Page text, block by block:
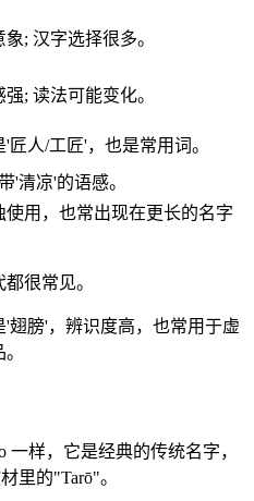
象; 汉字选择很多。
强; 读法可能变化。
'匠人/工匠'，也是常用词。
'清凉'的语感。
使用，也常出现在更长的名字
很常见。
'翅膀'，辨识度高，也常用于虚
一样，它是经典的传统名字，
里的"Tarō"。